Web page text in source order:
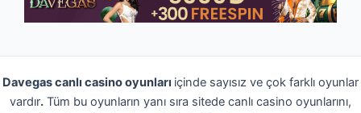
Davegas canlı casino oyunları içinde sayısız ve çok farklı oyunlar
vardır. Tüm bu oyunların yanı sıra sitede canlı casino oyunlarını,